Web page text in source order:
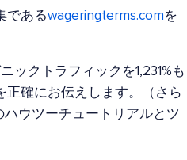
であるwageringterms.comを
ックトラフィックを1,231%も
正確にお伝えします。（さら
ウツーチュートリアルとツ